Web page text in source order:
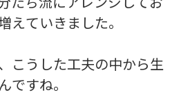
えていきました。
こうした工夫の中から生
ですね。